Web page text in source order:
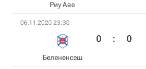
Риу Аве
06.11.2020 23:30
Белененсеш
0 : 0